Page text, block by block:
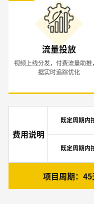
流量投放
视频上线分发，付费流量助推
据实时追踪优化
费用说明
既定周期内
既定周期内
项目周期：